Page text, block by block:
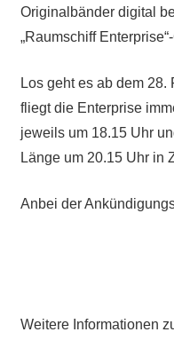
Originalbänder digital
„Raumschiff
Los geht es ab dem 28.
fliegt die Enterprise
jeweils um 18.15 Uhr
Länge um 20.15 Uhr in
Anbei der
Weitere Informationen